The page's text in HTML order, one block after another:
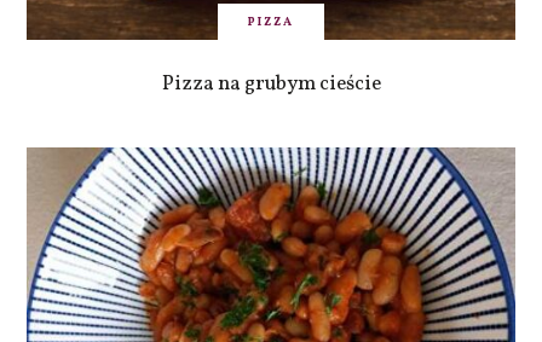
PIZZA
Pizza na grubym cieście